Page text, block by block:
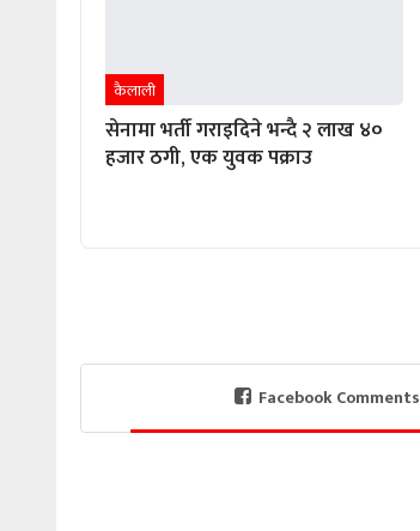
कैलाली
सेनामा भर्ती गराइदिने भन्दै २ लाख ४०
हजार ठगी, एक युवक पक्राउ
Facebook Comments